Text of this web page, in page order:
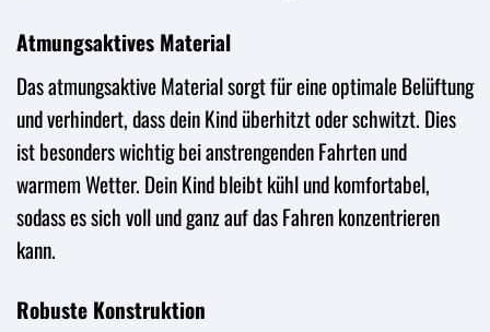
Atmungsaktives Material
Das atmungsaktive Material sorgt für eine optimale Belüftung
und verhindert, dass dein Kind überhitzt oder schwitzt. Dies
ist besonders wichtig bei anstrengenden Fahrten und
warmem Wetter. Dein Kind bleibt kühl und komfortabel,
sodass es sich voll und ganz auf das Fahren konzentrieren
kann.
Robuste Konstruktion